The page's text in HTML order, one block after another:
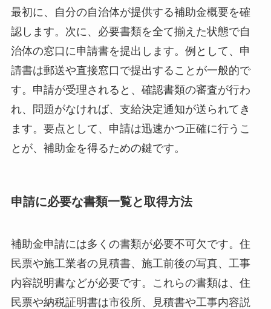
最初に、自分の自治体が提供する補助金概要を確
認します。次に、必要書類を全て揃えた状態で自
治体の窓口に申請書を提出します。例として、申
請書は郵送や直接窓口で提出することが一般的で
す。申請が受理されると、確認書類の審査が行わ
れ、問題がなければ、支給決定通知が送られてき
ます。要点として、申請は迅速かつ正確に行うこ
とが、補助金を得るための鍵です。
申請に必要な書類一覧と取得方法
補助金申請には多くの書類が必要不可欠です。住
民票や施工業者の見積書、施工前後の写真、工事
内容説明書などが必要です。これらの書類は、住
民票や納税証明書は市役所、見積書や工事内容説